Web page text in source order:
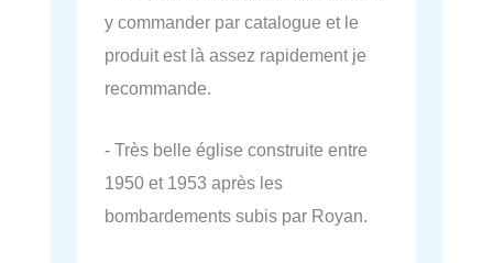
y commander par catalogue et le
produit est là assez rapidement je
recommande.
- Très belle église construite entre
1950 et 1953 après les
bombardements subis par Royan.